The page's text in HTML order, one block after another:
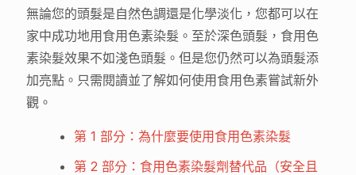
無論您的頭髮是自然色調還是化學淡化，您都可以在
家中成功地用食用色素染髮。至於深色頭髮，食用色
素染髮效果不如淺色頭髮。但是您仍然可以為頭髮添
加亮點。只需閱讀並了解如何使用食用色素嘗試新外
觀。
第 1 部分：為什麼要使用食用色素染髮
第 2 部分：食用色素染髮劑替代品（安全且